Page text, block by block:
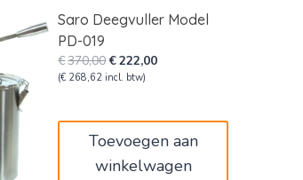
Saro Deegvuller Model
PD-019
€370,00Oorspronkelijke
prijs
€222,00Huidige
(€ 268,62 incl. btw)
Toevoegen aan
winkelwagen